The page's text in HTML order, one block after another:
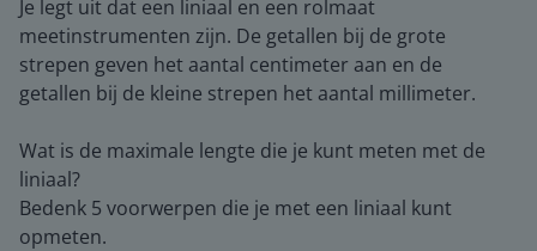
Je legt uit dat een liniaal en een rolmaat
meetinstrumenten zijn. De getallen bij de grote
strepen geven het aantal centimeter aan en de
getallen bij de kleine strepen het aantal millimeter.
Wat is de maximale lengte die je kunt meten met de
liniaal?
Bedenk 5 voorwerpen die je met een liniaal kunt
opmeten.